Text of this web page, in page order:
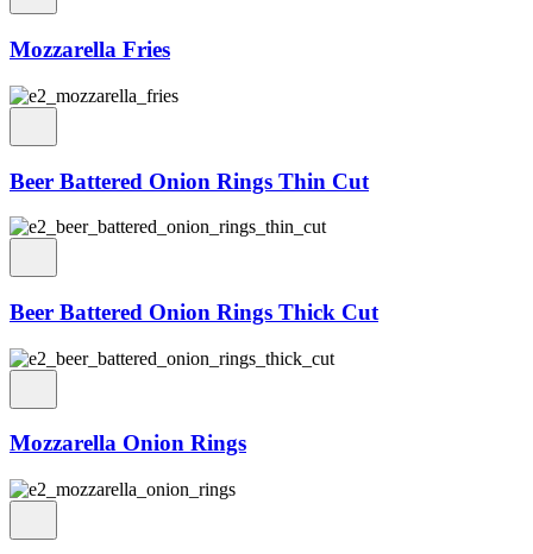
Mozzarella Fries
Beer Battered Onion Rings Thin Cut
Beer Battered Onion Rings Thick Cut
Mozzarella Onion Rings